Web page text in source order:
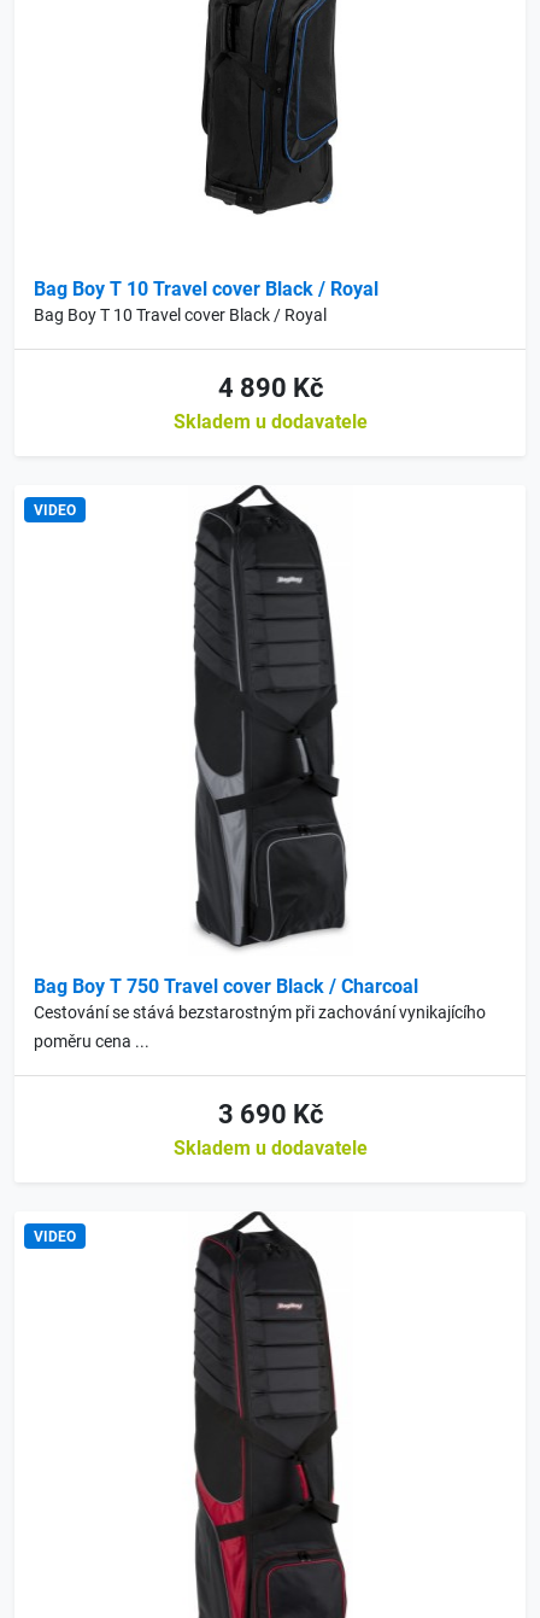
Bag Boy T 10 Travel cover Black / Royal
Bag Boy T 10 Travel cover Black / Royal
4 890 Kč
Skladem u dodavatele
VIDEO
Bag Boy T 750 Travel cover Black / Charcoal
Cestování se stává bezstarostným při zachování vynikajícího
poměru cena ...
3 690 Kč
Skladem u dodavatele
VIDEO